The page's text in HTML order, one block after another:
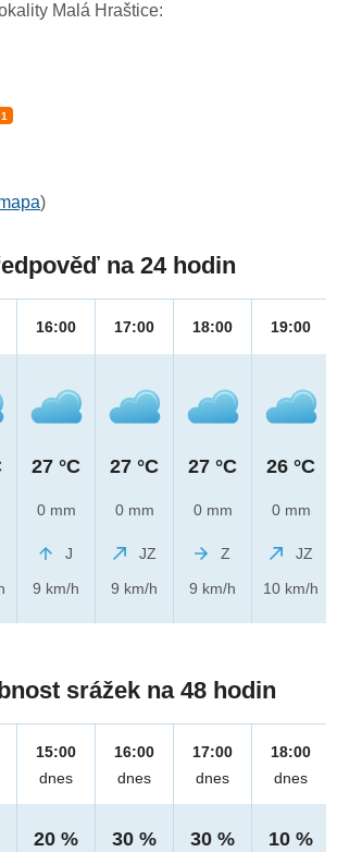
Malá Hraštice:
1
)
na 24 hodin
16:00
27 °C
0 mm
J
9 km/h
17:00
27 °C
0 mm
JZ
9 km/h
18:00
27 °C
0 mm
Z
9 km/h
19:00
26 °C
0 mm
JZ
10 km/h
srážek na 48 hodin
15:00
dnes
20 %
16:00
dnes
30 %
17:00
dnes
30 %
18:00
dnes
10 %